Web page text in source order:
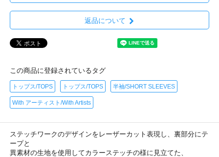
返品について
この商品に登録されているタグ
トップス/TOPS トップス/TOPS 半袖/SHORT SLEEVES
With アーティスト/With Artists
ステッチワークのデザインをレーザーカット表現し、裏部分にテ
ープと
異素材の生地を使用してカラーステッチの様に見立てた、